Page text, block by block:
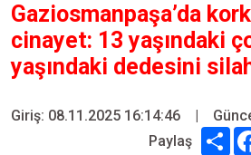
Gaziosmanpaşa’da
cinayet: 13 yaşındaki
yaşındaki dedesini
Giriş: 08.11.2025 16:14:46 |
Paylaş